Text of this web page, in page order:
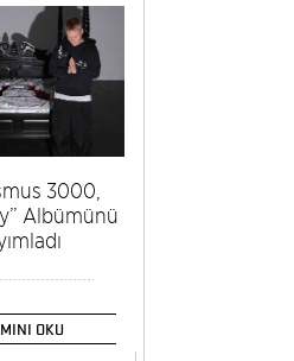
3000,
Albümünü
OKU